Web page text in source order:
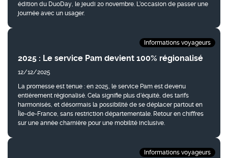
édition du DuoDay, le jeudi 20 novembre. L’occasion de passer une
journée avec un usager.
2025 : Le service Pam devient 100% régionalisé
12/12/2025
La promesse est tenue : en 2025, le service Pam est devenu
entièrement régionalisé. Cela signifie plus d’équité, des tarifs
harmonisés, et désormais la possibilité de se déplacer partout en
Île-de-France, sans restriction départementale. Retour en chiffres
sur une année charnière pour une mobilité inclusive.
Informations voyageurs
Informations voyageurs